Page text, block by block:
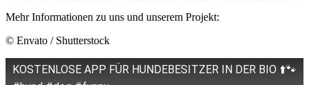
Mehr Informationen zu uns und unserem Projekt:
© Envato / Shutterstock
KOSTENLOSE APP FÜR HUNDEBESITZER IN DER BIO ⬆️🐾